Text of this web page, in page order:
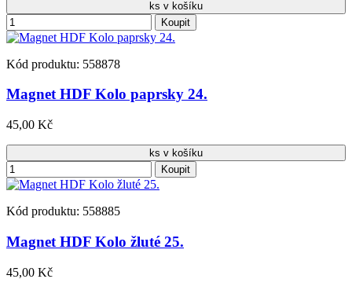
ks v košíku
Koupit
Kód produktu: 558878
Magnet HDF Kolo paprsky 24.
45,00 Kč
ks v košíku
Koupit
Kód produktu: 558885
Magnet HDF Kolo žluté 25.
45,00 Kč